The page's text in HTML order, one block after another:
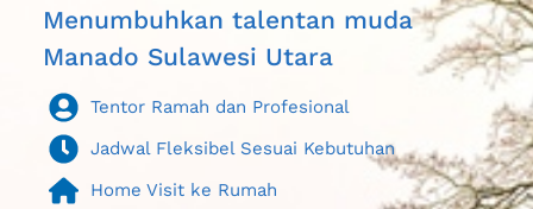
Menumbuhkan talentan muda
Manado Sulawesi Utara
Tentor Ramah dan Profesional
Jadwal Fleksibel Sesuai Kebutuhan
Home Visit ke Rumah